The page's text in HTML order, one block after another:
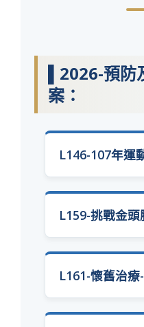
▌2026-預
案：
L146-107年運
L159-挑戰金頭
L161-懷舊治